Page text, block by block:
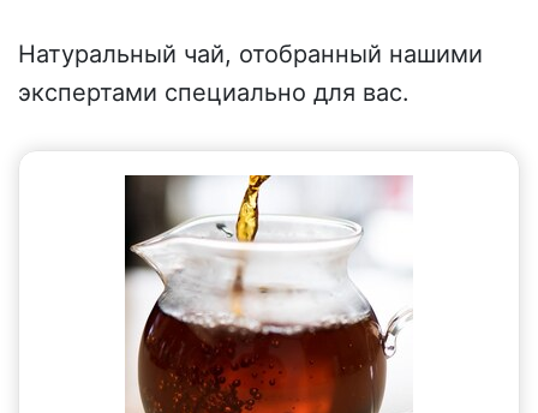
Натуральный чай, отобранный нашими
экспертами специально для вас.